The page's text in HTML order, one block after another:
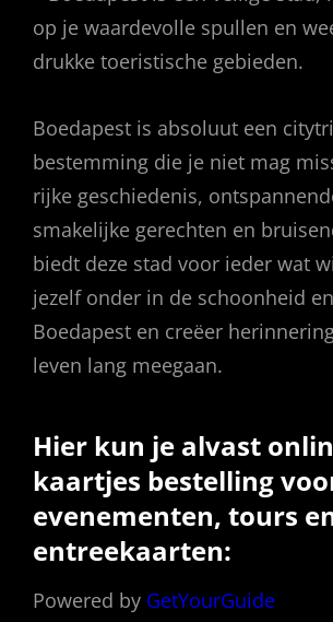
op je waardevolle spullen en
drukke toeristische gebieden.
Boedapest is absoluut een
bestemming die je niet mag
rijke geschiedenis,
smakelijke gerechten en
biedt deze stad voor ieder wat
jezelf onder in de schoonheid
Boedapest en creëer
leven lang meegaan.
Hier kun je alvast
kaartjes bestelling
evenementen, tours
entreekaarten:
Powered by GetYourGuide